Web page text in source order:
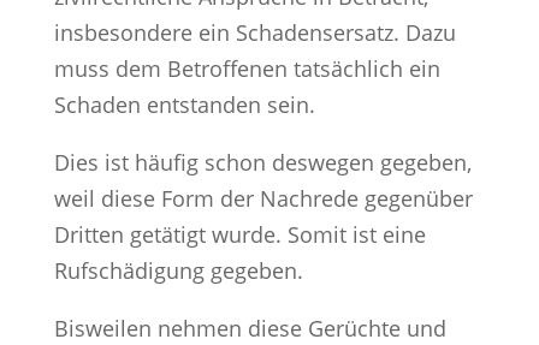
insbesondere ein Schadensersatz. Dazu
muss dem Betroffenen tatsächlich ein
Schaden entstanden sein.
Dies ist häufig schon deswegen gegeben,
weil diese Form der Nachrede gegenüber
Dritten getätigt wurde. Somit ist eine
Rufschädigung gegeben.
Bisweilen nehmen diese Gerüchte und